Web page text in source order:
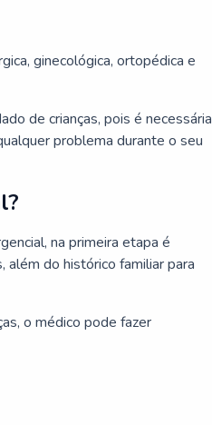
ginecológica, ortopédica e
de crianças, pois é necessária
problema durante o seu
na primeira etapa é
do histórico familiar para
o médico pode fazer